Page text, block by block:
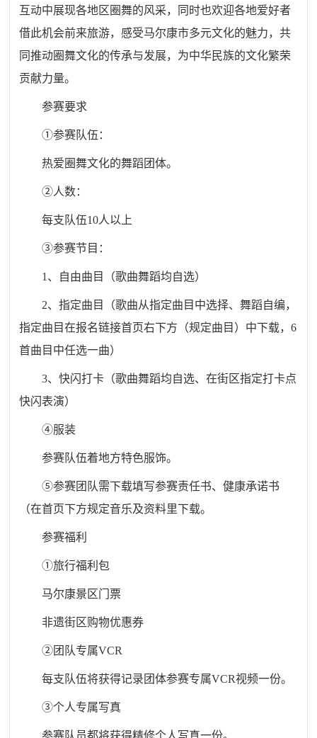
互动中展现各地区圈舞的风采，同时也欢迎各地爱好者
借此机会前来旅游，感受马尔康市多元文化的魅力，共
同推动圈舞文化的传承与发展，为中华民族的文化繁荣
贡献力量。
参赛要求
①参赛队伍：
热爱圈舞文化的舞蹈团体。
②人数：
每支队伍10人以上
③参赛节目：
1、自由曲目（歌曲舞蹈均自选）
2、指定曲目（歌曲从指定曲目中选择、舞蹈自编，
指定曲目在报名链接首页右下方（规定曲目）中下载，6
首曲目中任选一曲）
3、快闪打卡（歌曲舞蹈均自选、在街区指定打卡点
快闪表演）
④服装
参赛队伍着地方特色服饰。
⑤参赛团队需下载填写参赛责任书、健康承诺书
（在首页下方规定音乐及资料里下载。
参赛福利
①旅行福利包
马尔康景区门票
非遗街区购物优惠券
②团队专属VCR
每支队伍将获得记录团体参赛专属VCR视频一份。
③个人专属写真